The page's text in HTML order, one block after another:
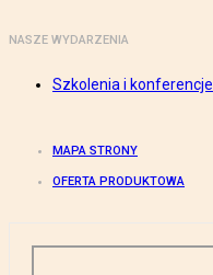
NASZE WYDARZENIA
Szkolenia i konferencje
MAPA STRONY
OFERTA PRODUKTOWA